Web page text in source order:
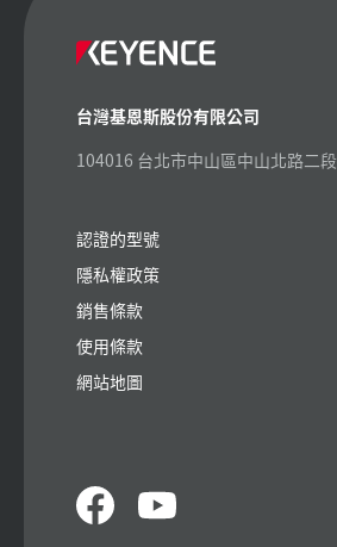
台灣基恩斯股份有限公司
104016 台北市中山區中山北路二
認證的型號
隱私權政策
銷售條款
使用條款
網站地圖